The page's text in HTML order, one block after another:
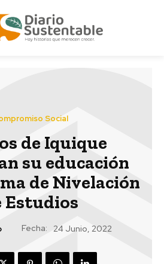
Social
de Iquique
su educación
de Nivelación
Estudios
Fecha: 24 Junio, 2022